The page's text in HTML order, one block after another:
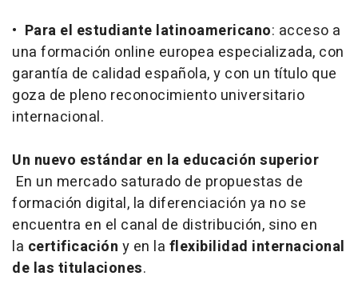
• Para el estudiante latinoamericano: acceso a
una formación online europea especializada, con
garantía de calidad española, y con un título que
goza de pleno reconocimiento universitario
internacional.
Un nuevo estándar en la educación superior
En un mercado saturado de propuestas de
formación digital, la diferenciación ya no se
encuentra en el canal de distribución, sino en
la certificación y en la flexibilidad internacional
de las titulaciones.